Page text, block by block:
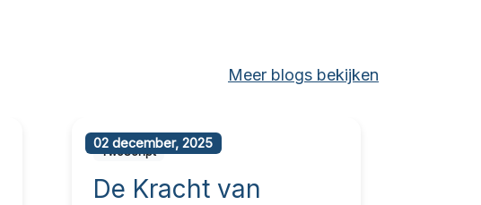
Meer blogs bekijken
02 december, 2025
TwoScript
De Kracht van